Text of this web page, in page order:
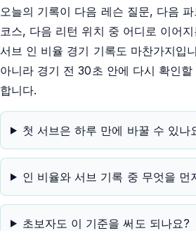
오늘의 기록이 다음 레슨 질문, 다음
코스, 다음 리턴 위치 중 어디로 이어
서브 인 비율 경기 기록도 마찬가지입
아니라 경기 전 30초 안에 다시 확인
합니다.
첫 서브은 하루 만에 바꿀 수 있나
인 비율와 서브 기록 중 무엇을 먼
초보자도 이 기준을 써도 되나요?